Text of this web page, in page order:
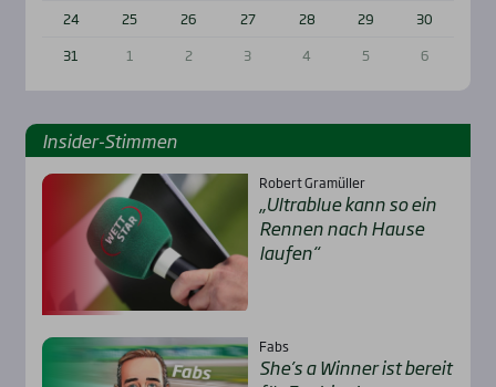
24
25 26 27 28 29
30
31
1 2 3 4 5 6
Insi­der-Stim­men
Robert Gramüller
„Ultra­b­lue kann so ein
Ren­nen nach Hau­se
lau­fen“
Fabs
She’s a Win­ner ist bereit